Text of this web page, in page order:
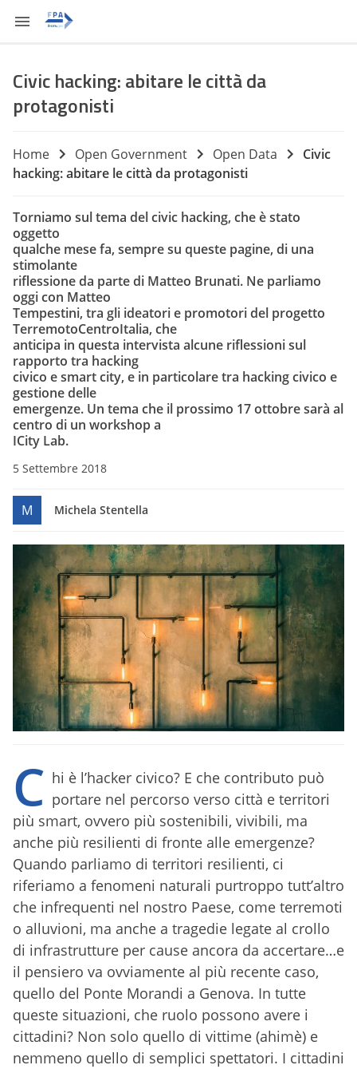
Civic hacking: abitare le città da
protagonisti
Home Open Government Open Data
Civic
hacking: abitare le città da protagonisti
Torniamo sul tema del civic hacking, che è stato
oggetto
qualche mese fa, sempre su queste pagine, di una
stimolante
riflessioneda parte di Matteo Brunati. Ne parliamo
oggi con Matteo
Tempestini, tra gli ideatori e promotori del progetto
TerremotoCentroItalia, che
anticipa in questa intervista alcune riflessioni sul
rapporto tra hacking
civico e smart city, e in particolare tra hacking civico e
gestione delle
emergenze. Un tema che il prossimo 17 ottobre sarà al
centro di un workshop a
ICity Lab.
5 Settembre 2018
M Michela Stentella
C hi è l’hacker civico? E che contributo può
portare nel percorso verso città e territori
più smart, ovvero più sostenibili, vivibili, ma
anche più resilienti di fronte alle emergenze?
Quando parliamo di territori resilienti, ci
riferiamo a fenomeni naturali purtroppo tutt’altro
che infrequenti nel nostro Paese, come terremoti
o alluvioni, ma anche a tragedie legate al crollo
di infrastrutture per cause ancora da accertare…e
il pensiero va ovviamente al più recente caso,
quello del Ponte Morandi a Genova. In tutte
queste situazioni, che ruolo possono avere i
cittadini? Non solo quello di vittime (ahimè) e
nemmeno quello di semplici spettatori. I cittadini